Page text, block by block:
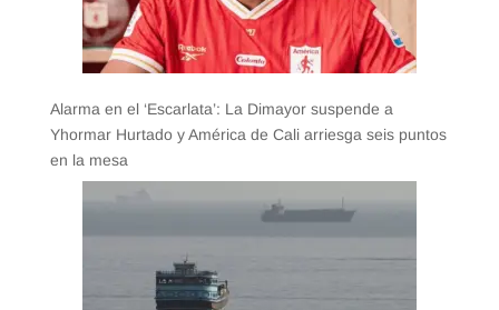
Alarma en el ‘Escarlata’: La Dimayor suspende a
Yhormar Hurtado y América de Cali arriesga seis puntos
en la mesa